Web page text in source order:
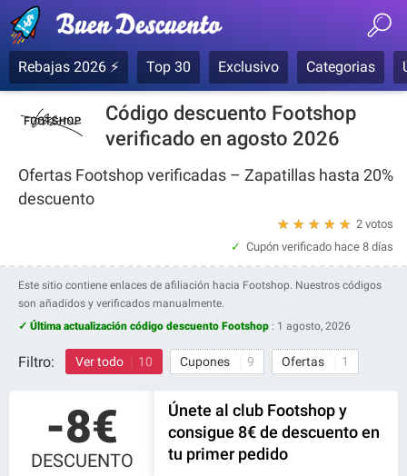
Rebajas 2026 ⚡ Top 30 Exclusivo Categorias
Código descuento Footshop
verificado en agosto 2026
Ofertas Footshop verificadas – Zapatillas hasta 20%
descuento
2 votos
★
★
★
★
★
Cupón verificado hace 8 días
Este sitio contiene enlaces de afiliación hacia Footshop. Nuestros códigos
son añadidos y verificados manualmente.
✓ Última actualización código descuento Footshop : 1 agosto, 2026
Filtro: Ver todo 10 Cupones 9 Ofertas 1
-8€
DESCUENTO
Únete al club Footshop y
consigue 8€ de descuento en
tu primer pedido